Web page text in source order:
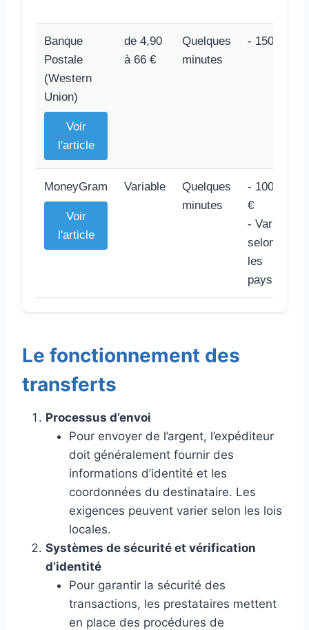
Banque
Postale
(Western
Union)
Voir
l'article
de 4,90
à 66 €
Quelques
minutes
- 1500 €
MoneyGram
Voir
l'article
Variable
Quelques
minutes
- 10000
€
- Varie
selon
les
pays
Le fonctionnement des
transferts
Processus d’envoi
Pour envoyer de l’argent, l’expéditeur
doit généralement fournir des
informations d’identité et les
coordonnées du destinataire. Les
exigences peuvent varier selon les lois
locales.
Systèmes de sécurité et vérification
d’identité
Pour garantir la sécurité des
transactions, les prestataires mettent
en place des procédures de